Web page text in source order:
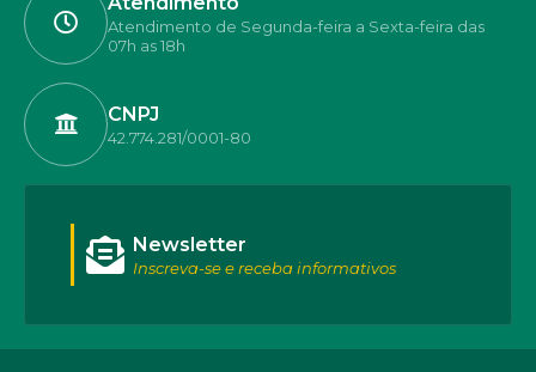
Atendimento de Segunda-feira a Sexta-feira das
07h as 18h
CNPJ
42.774.281/0001-80
Newsletter
Inscreva-se e receba informativos